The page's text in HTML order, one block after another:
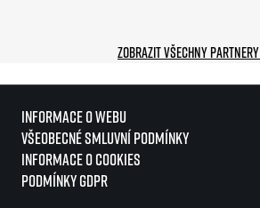
Zobrazit všechny partnery
Informace o webu
Všeobecné smluvní podmínky
Informace o cookies
Podmínky GDPR